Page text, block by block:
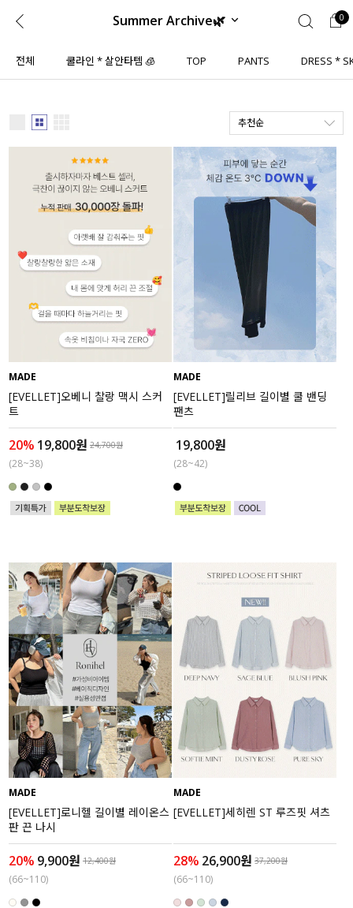
로그인 0
ENG
JP
회원혜택 입
CATEGORY COMMUNITY
도착보장⚡
인플루언서 pick!
베스트
세트할인 ~30%
하객룩
살안타템
110사이즈
티셔츠
팬츠
셔츠
원피스
니트
수영복
아우터
스커트
언더웨어/파자마
코디템
익스클루시브
티셔츠
니트
블라우스
원피스
팬츠
Summer Archive🌿 0
전체 쿨라인 * 살안타템 🧊 TOP PANTS DRESS *
추천순
MADE
[EVELLET]오베니 찰랑 맥시 스커
트
20% 19,800원 24,700원
(28~38)
MADE
[EVELLET]릴리브 길이별 쿨 밴딩
팬츠
19,800원
(28~42)
MADE
[EVELLET]로니헬 길이별 레이온스
판 끈 나시
20% 9,900원 12,400원
(66~110)
MADE
[EVELLET]세히렌 ST 루즈핏 셔츠
28% 26,900원 37,200원
(66~110)